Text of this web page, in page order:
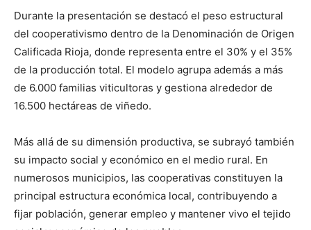
Durante la presentación se destacó el peso estructural
del cooperativismo dentro de la Denominación de Origen
Calificada Rioja, donde representa entre el 30% y el 35%
de la producción total. El modelo agrupa además a más
de 6.000 familias viticultoras y gestiona alrededor de
16.500 hectáreas de viñedo.
Más allá de su dimensión productiva, se subrayó también
su impacto social y económico en el medio rural. En
numerosos municipios, las cooperativas constituyen la
principal estructura económica local, contribuyendo a
fijar población, generar empleo y mantener vivo el tejido